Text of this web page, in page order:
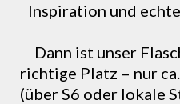
Inspiration und
Dann ist unser
richtige Platz – nur
(über S6 oder lokale